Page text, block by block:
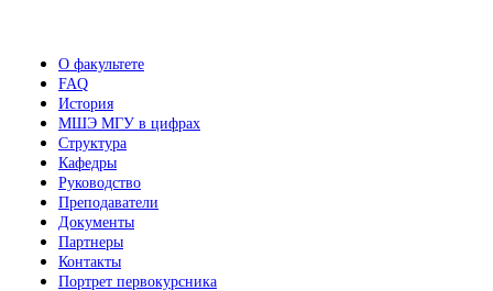
О факультете
FAQ
История
МШЭ МГУ в цифрах
Структура
Кафедры
Руководство
Преподаватели
Документы
Партнеры
Контакты
Портрет первокурсника